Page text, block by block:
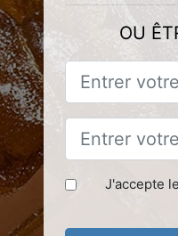
OU
J'accepte